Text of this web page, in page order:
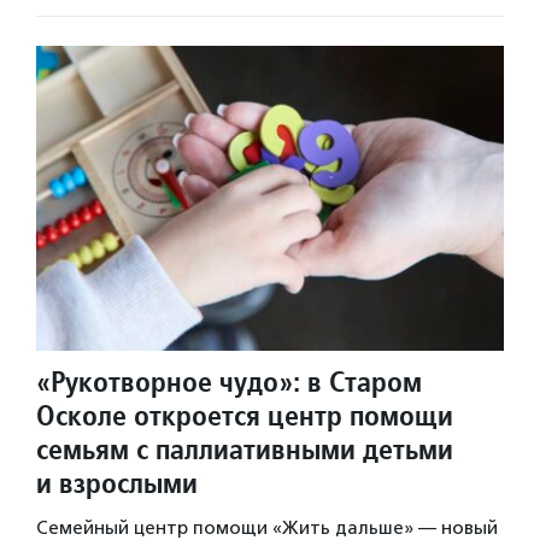
«Рукотворное чудо»: в Старом
Осколе откроется центр помощи
семьям с паллиативными детьми
и взрослыми
Семейный центр помощи «Жить дальше» — новый